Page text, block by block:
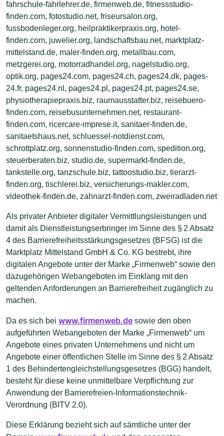
fahrschule-fahrlehrer.de, firmenweb.de, fitnessstudio-
finden.com, fotostudio.net, friseursalon.org,
fussbodenleger.org, heilpraktikerpraxis.org, hotel-
finden.com, juwelier.org, landschaftsbau.net, marktplatz-
mittelstand.de, maler-finden.org, metallbau.com,
metzgerei.org, motorradhandel.org, nagelstudio.org,
optik.org, pages24.com, pages24.ch, pages24.dk, pages-
24.fr, pages24.nl, pages24.pl, pages24.pt, pages24.se,
physiotherapiepraxis.biz, raumausstatter.biz, reisebuero-
finden.com, reisebusunternehmen.net, restaurant-
finden.com, ricercare-imprese.it, sanitaer-finden.de,
sanitaetshaus.net, schluessel-notdienst.com,
schrottplatz.org, sonnenstudio-finden.com, spedition.org,
steuerberaten.biz, studio.de, supermarkt-finden.de,
tankstelle.org, tanzschule.biz, tattoostudio.biz, tierarzt-
finden.org, tischlerei.biz, versicherungs-makler.com,
videothek-finden.de, zahnarzt-finden.com, zweiradladen.net
Als privater Anbieter digitaler Vermittlungsleistungen und
damit als Dienstleistungserbringer im Sinne des § 2 Absatz
4 des Barrierefreiheitsstärkungsgesetzes (BFSG) ist die
Marktplatz Mittelstand GmbH & Co. KG bestrebt, ihre
digitalen Angebote unter der Marke „Firmenweb“ sowie den
dazugehörigen Webangeboten im Einklang mit den
geltenden Anforderungen an Barrierefreiheit zugänglich zu
machen.
Da es sich bei www.firmenweb.de sowie den oben
aufgeführten Webangeboten der Marke „Firmenweb“ um
Angebote eines privaten Unternehmens und nicht um
Angebote einer öffentlichen Stelle im Sinne des § 2 Absatz
1 des Behindertengleichstellungsgesetzes (BGG) handelt,
besteht für diese keine unmittelbare Verpflichtung zur
Anwendung der Barrierefreien-Informationstechnik-
Verordnung (BITV 2.0).
Diese Erklärung bezieht sich auf sämtliche unter der